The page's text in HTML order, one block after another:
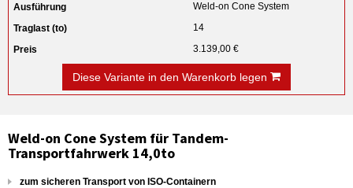
Weld-on Cone System
14
3.139,00 €
Diese Variante in den Warenkorb legen
Weld-on Cone System für Tandem-
Transportfahrwerk 14,0to
zum sicheren Transport von ISO-Containern